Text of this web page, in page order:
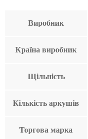
Виробник
Країна виробник
Щільність
Кількість аркушів
Торгова марка